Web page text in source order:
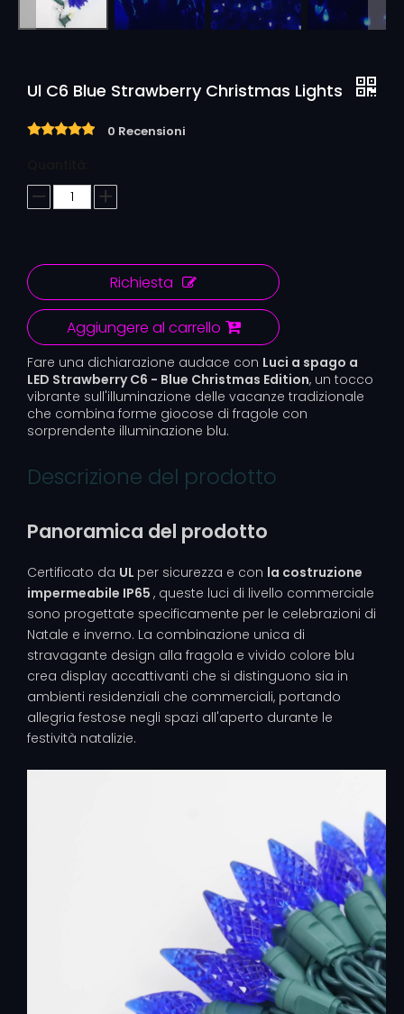
Ul C6 Blue Strawberry Christmas Lights
0 Recensioni
Richiesta
Aggiungere al carrello
Fare una dichiarazione audace con Luci a spago a
LED Strawberry C6 - Blue Christmas Edition, un tocco
vibrante sull'illuminazione delle vacanze tradizionale
che combina forme giocose di fragole con
sorprendente illuminazione blu.
Descrizione del prodotto
Panoramica del prodotto
Certificato da UL per sicurezza e con la costruzione
impermeabile IP65 , queste luci di livello commerciale
sono progettate specificamente per le celebrazioni di
Natale e inverno. La combinazione unica di
stravagante design alla fragola e vivido colore blu
crea display accattivanti che si distinguono sia in
ambienti residenziali che commerciali, portando
allegria festose negli spazi all'aperto durante le
festività natalizie.